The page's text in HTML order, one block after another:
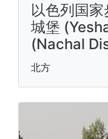
以色列国
城堡
(Nachal
北方